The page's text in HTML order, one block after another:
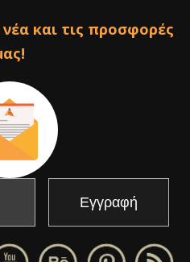
και τις προσφορές